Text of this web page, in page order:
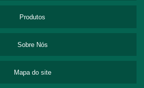
Produtos
Sobre Nós
Mapa do site